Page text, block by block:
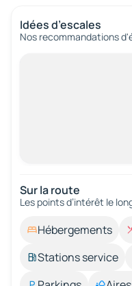
Idées d’escales
Nos recommandations
Sur la route
Les points d’intérêt le
Hébergements
Stations service